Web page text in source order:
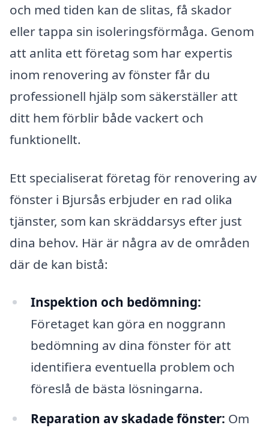
och med tiden kan de slitas, få skador
eller tappa sin isoleringsförmåga. Genom
att anlita ett företag som har expertis
inom renovering av fönster får du
professionell hjälp som säkerställer att
ditt hem förblir både vackert och
funktionellt.
Ett specialiserat företag för renovering av
fönster i Bjursås erbjuder en rad olika
tjänster, som kan skräddarsys efter just
dina behov. Här är några av de områden
där de kan bistå:
Inspektion och bedömning:
Företaget kan göra en noggrann
bedömning av dina fönster för att
identifiera eventuella problem och
föreslå de bästa lösningarna.
Reparation av skadade fönster: Om